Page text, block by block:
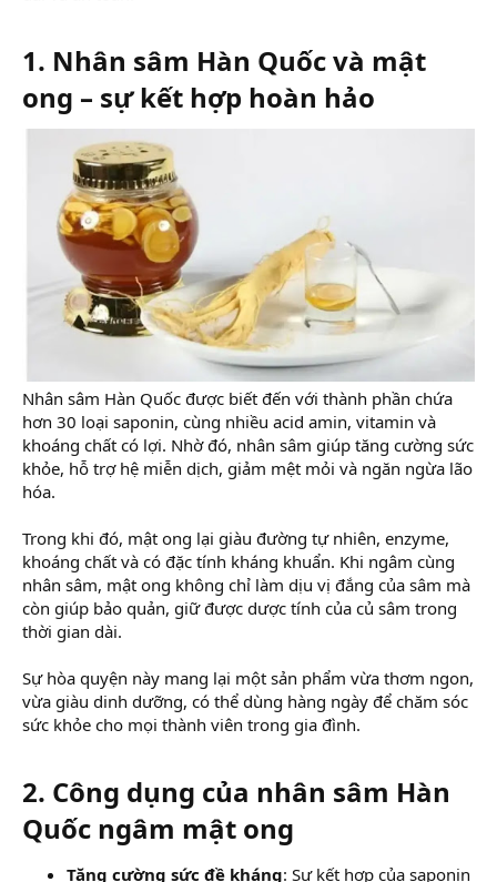
1. Nhân sâm Hàn Quốc và mật
ong – sự kết hợp hoàn hảo​
Nhân sâm Hàn Quốc được biết đến với thành phần chứa
hơn 30 loại saponin, cùng nhiều acid amin, vitamin và
khoáng chất có lợi. Nhờ đó, nhân sâm giúp tăng cường sức
khỏe, hỗ trợ hệ miễn dịch, giảm mệt mỏi và ngăn ngừa lão
hóa.
Trong khi đó, mật ong lại giàu đường tự nhiên, enzyme,
khoáng chất và có đặc tính kháng khuẩn. Khi ngâm cùng
nhân sâm, mật ong không chỉ làm dịu vị đắng của sâm mà
còn giúp bảo quản, giữ được dược tính của củ sâm trong
thời gian dài.
Sự hòa quyện này mang lại một sản phẩm vừa thơm ngon,
vừa giàu dinh dưỡng, có thể dùng hàng ngày để chăm sóc
sức khỏe cho mọi thành viên trong gia đình.
2. Công dụng của nhân sâm Hàn
Quốc ngâm mật ong​
Tăng cường sức đề kháng: Sự kết hợp của saponin